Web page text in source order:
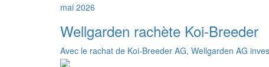
mai 2026
Wellgarden rachète Koi-Breeder
Avec le rachat de Koi-Breeder AG, Wellgarden AG